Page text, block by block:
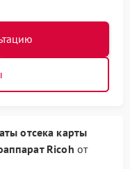
отсека карты
Ricoh от